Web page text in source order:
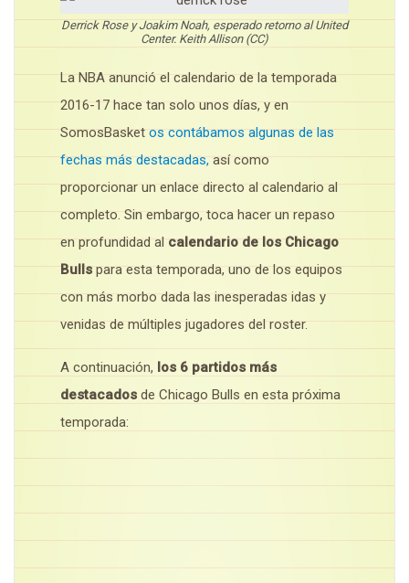
Derrick Rose y Joakim Noah, esperado retorno al United
Center. Keith Allison (CC)
La NBA anunció el calendario de la temporada
2016-17 hace tan solo unos días, y en
SomosBasket os contábamos algunas de las
fechas más destacadas, así como
proporcionar un enlace directo al calendario al
completo. Sin embargo, toca hacer un repaso
en profundidad al calendario de los Chicago
Bulls para esta temporada, uno de los equipos
con más morbo dada las inesperadas idas y
venidas de múltiples jugadores del roster.
A continuación, los 6 partidos más
destacados de Chicago Bulls en esta próxima
temporada: